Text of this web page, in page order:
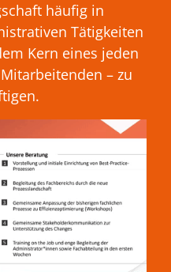
häufig in
Tätigkeiten
Kern eines jeden
– zu